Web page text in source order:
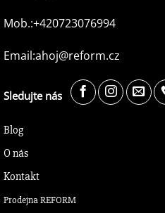
Mob.:+420723076994
Email:ahoj@reform.cz
Sledujte nás
Blog
O nás
Kontakt
Prodejna REFORM